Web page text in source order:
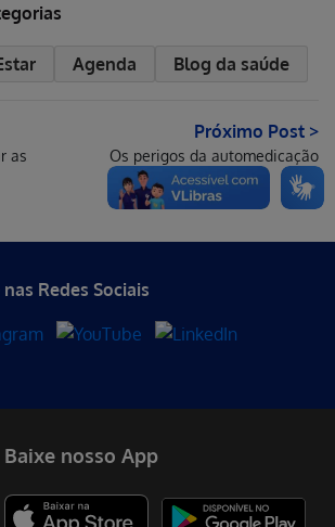
Agenda Blog da saúde
as
Próximo Post >
Os perigos da automedicação
Redes Sociais
Baixe nosso App